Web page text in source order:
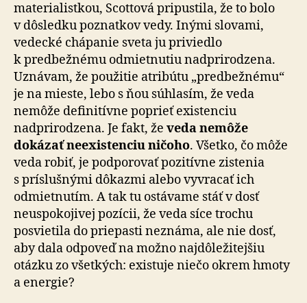
materialistkou, Scottová pripustila, že to bolo
v dôsledku poznatkov vedy. Inými slovami,
vedecké chápanie sveta ju priviedlo
k predbežnému odmietnutiu nadprirodzena.
Uznávam, že použitie atribútu „predbežnému“
je na mieste, lebo s ňou súhlasím, že veda
nemôže de­fi­ni­tív­ne poprieť existenciu
nadprirodzena. Je fakt, že veda nemôže
dokázať neexistenciu ničoho. Všetko, čo môže
veda robiť, je podporovať pozitívne zistenia
s príslušnými dôkazmi alebo vyvracať ich
odmietnutím. A tak tu ostá­va­me stáť v dosť
neuspokojivej pozícii, že veda síce trochu
posvietila do priepasti neznáma, ale nie dosť,
aby dala odpoveď na možno najdôležitejšiu
otázku zo všetkých: existuje niečo okrem hmoty
a energie?